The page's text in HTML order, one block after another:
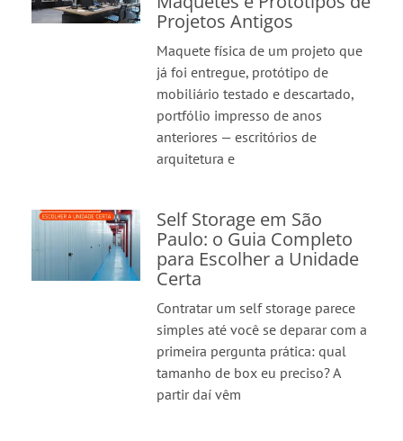
Projetos Antigos
Maquete física de um projeto que
já foi entregue, protótipo de
mobiliário testado e descartado,
portfólio impresso de anos
anteriores — escritórios de
arquitetura e
Self Storage em São
Paulo: o Guia Completo
para Escolher a Unidade
Certa
Contratar um self storage parece
simples até você se deparar com a
primeira pergunta prática: qual
tamanho de box eu preciso? A
partir daí vêm